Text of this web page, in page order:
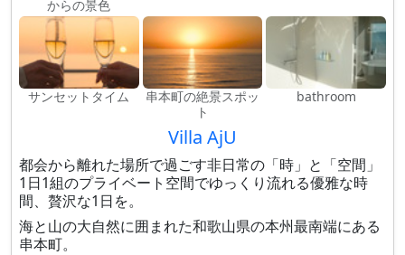
からの景色
サンセットタイム
串本町の絶景スポッ
ト
bathroom
Villa AjU
都会から離れた場所で過ごす非日常の「時」と「空間」
1日1組のプライベート空間でゆっくり流れる優雅な時
間、贅沢な1日を。
海と山の大自然に囲まれた​和歌山県の本州最南端にある
串本町。